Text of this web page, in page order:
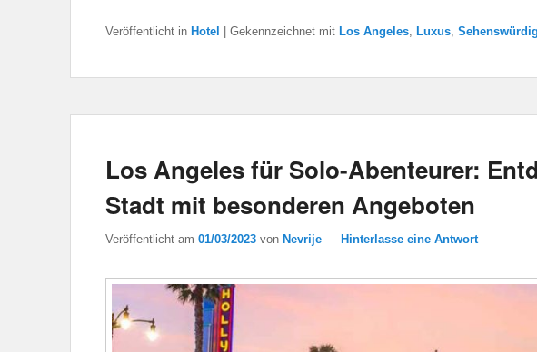
Veröffentlicht in Hotel Gekennzeichnet mit Los Angeles Luxus
Los Angeles für Solo-Abenteurer:
Stadt mit besonderen Angeboten
Veröffentlicht am 01/03/2023 von Nevrije — Hinterlasse eine Antwort